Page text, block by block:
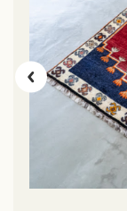
ギャッベの
お問い合わ